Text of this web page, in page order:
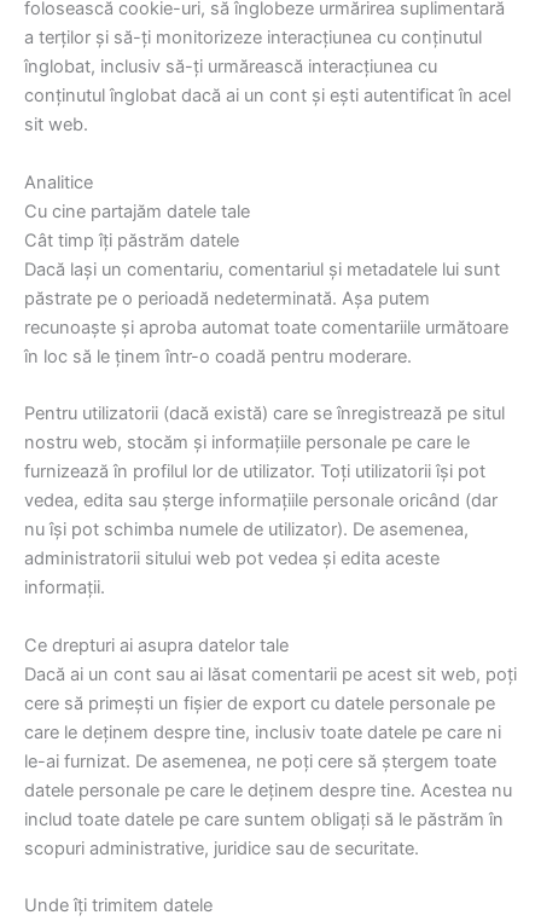
folosească cookie-uri, să înglobeze urmărirea suplimentară
a terților și să-ți monitorizeze interacțiunea cu conținutul
înglobat, inclusiv să-ți urmărească interacțiunea cu
conținutul înglobat dacă ai un cont și ești autentificat în acel
sit web.
Analitice
Cu cine partajăm datele tale
Cât timp îți păstrăm datele
Dacă lași un comentariu, comentariul și metadatele lui sunt
păstrate pe o perioadă nedeterminată. Așa putem
recunoaște și aproba automat toate comentariile următoare
în loc să le ținem într-o coadă pentru moderare.
Pentru utilizatorii (dacă există) care se înregistrează pe situl
nostru web, stocăm și informațiile personale pe care le
furnizează în profilul lor de utilizator. Toți utilizatorii își pot
vedea, edita sau șterge informațiile personale oricând (dar
nu își pot schimba numele de utilizator). De asemenea,
administratorii sitului web pot vedea și edita aceste
informații.
Ce drepturi ai asupra datelor tale
Dacă ai un cont sau ai lăsat comentarii pe acest sit web, poți
cere să primești un fișier de export cu datele personale pe
care le deținem despre tine, inclusiv toate datele pe care ni
le-ai furnizat. De asemenea, ne poți cere să ștergem toate
datele personale pe care le deținem despre tine. Acestea nu
includ toate datele pe care suntem obligați să le păstrăm în
scopuri administrative, juridice sau de securitate.
Unde îți trimitem datele